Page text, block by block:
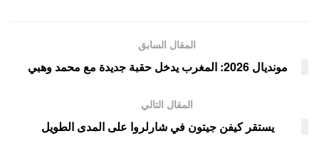
المقال السابق
مونديال 2026: المغرب يدخل حقبة جديدة مع محمد وهبي
المقال التالي
يستقر كيفن جيتون في شارلروا على المدى الطويل